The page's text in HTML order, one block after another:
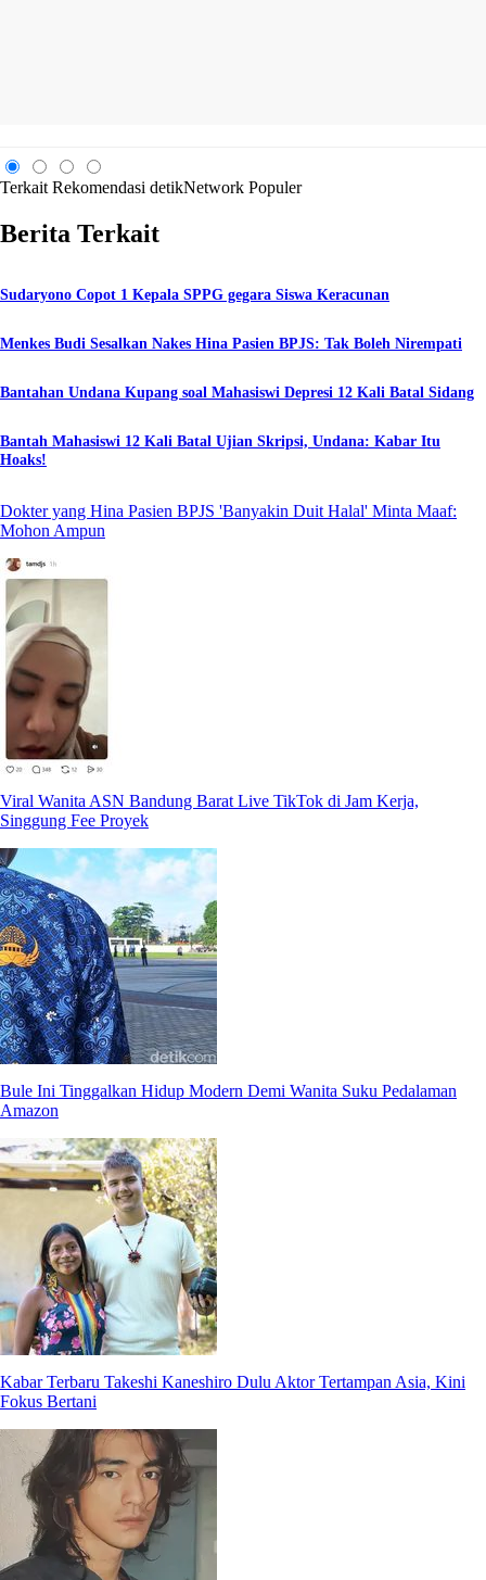
Terkait Rekomendasi detikNetwork Populer
Berita Terkait
Sudaryono Copot 1 Kepala SPPG gegara Siswa Keracunan
Menkes Budi Sesalkan Nakes Hina Pasien BPJS: Tak Boleh Nirempati
Bantahan Undana Kupang soal Mahasiswi Depresi 12 Kali Batal Sidang
Bantah Mahasiswi 12 Kali Batal Ujian Skripsi, Undana: Kabar Itu
Hoaks!
Dokter yang Hina Pasien BPJS 'Banyakin Duit Halal' Minta Maaf:
Mohon Ampun
Viral Wanita ASN Bandung Barat Live TikTok di Jam Kerja,
Singgung Fee Proyek
Bule Ini Tinggalkan Hidup Modern Demi Wanita Suku Pedalaman
Amazon
Kabar Terbaru Takeshi Kaneshiro Dulu Aktor Tertampan Asia, Kini
Fokus Bertani